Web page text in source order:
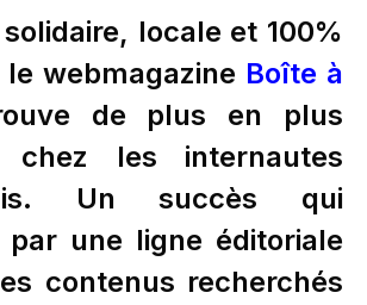
locale et 100%
webmagazine Boîte à
de plus en plus
chez les internautes
Un succès qui
par une ligne éditoriale
contenus recherchés